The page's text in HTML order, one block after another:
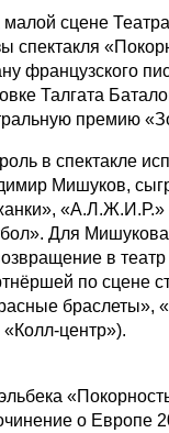
малой сцене
спектакля
французского
Талгата
премию
в спектакле
Мишуков,
Для
в театр
по сцене
браслеты»,
центр»).
о Европе